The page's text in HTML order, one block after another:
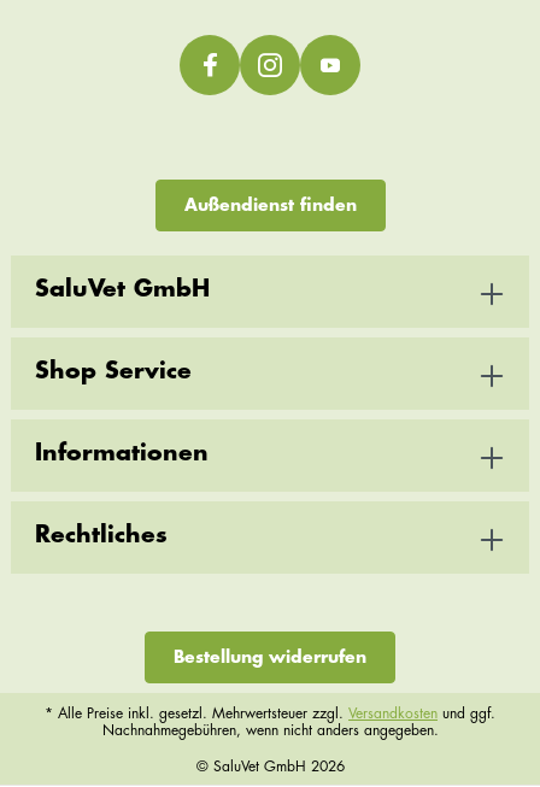
Außendienst finden
SaluVet GmbH
Shop Service
Informationen
Rechtliches
Bestellung widerrufen
* Alle Preise inkl. gesetzl. Mehrwertsteuer zzgl. Versandkosten und ggf.
Nachnahmegebühren, wenn nicht anders angegeben.
© SaluVet GmbH 2026